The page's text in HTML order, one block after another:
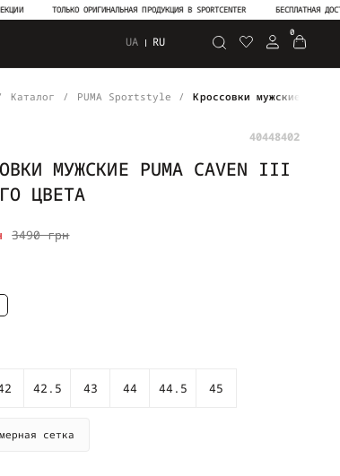
ТОЛЬКО ОРИГИНАЛЬНАЯ ПРОДУКЦИЯ В SPORTCENTER БЕСПЛАТНАЯ
UA RU Поиск
0
Каталог PUMA Sportstyle Кроссовки мужские
40448402
МУЖСКИЕ PUMA CAVEN III
ЦВЕТА
3490 грн
42.5 43 44 44.5 45
сетка